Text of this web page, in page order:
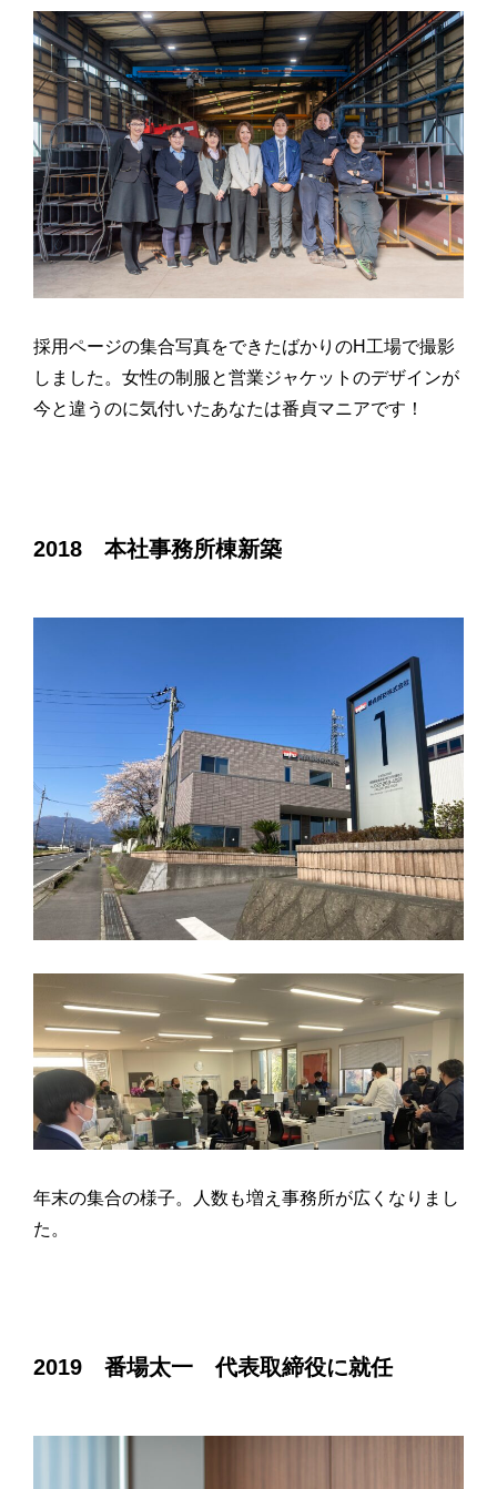
採用ページの集合写真をできたばかりのH工場で撮影
しました。女性の制服と営業ジャケットのデザインが
今と違うのに気付いたあなたは番貞マニアです！
2018 本社事務所棟新築
年末の集合の様子。人数も増え事務所が広くなりまし
た。
2019 番場太一 代表取締役に就任